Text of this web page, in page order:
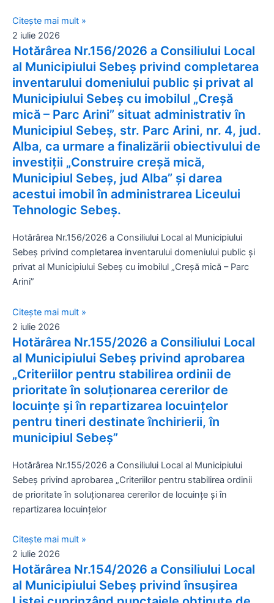
Citește mai mult »
2 iulie 2026
Hotărârea Nr.156/2026 a Consiliului Local
al Municipiului Sebeș privind completarea
inventarului domeniului public și privat al
Municipiului Sebeș cu imobilul „Creșă
mică – Parc Arini” situat administrativ în
Municipiul Sebeș, str. Parc Arini, nr. 4, jud.
Alba, ca urmare a finalizării obiectivului de
investiții „Construire creșă mică,
Municipiul Sebeș, jud Alba” și darea
acestui imobil în administrarea Liceului
Tehnologic Sebeș.
Hotărârea Nr.156/2026 a Consiliului Local al Municipiului
Sebeș privind completarea inventarului domeniului public și
privat al Municipiului Sebeș cu imobilul „Creșă mică – Parc
Arini”
Citește mai mult »
2 iulie 2026
Hotărârea Nr.155/2026 a Consiliului Local
al Municipiului Sebeș privind aprobarea
„Criteriilor pentru stabilirea ordinii de
prioritate în soluţionarea cererilor de
locuinţe şi în repartizarea locuinţelor
pentru tineri destinate închirierii, în
municipiul Sebeș”
Hotărârea Nr.155/2026 a Consiliului Local al Municipiului
Sebeș privind aprobarea „Criteriilor pentru stabilirea ordinii
de prioritate în soluţionarea cererilor de locuinţe şi în
repartizarea locuinţelor
Citește mai mult »
2 iulie 2026
Hotărârea Nr.154/2026 a Consiliului Local
al Municipiului Sebeș privind însușirea